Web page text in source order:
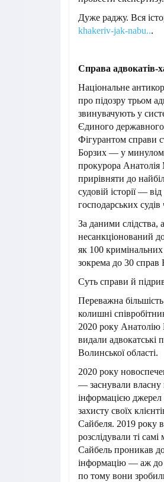
Дуже раджу. Вся
khakeriv-jak-nabu...
Справа адвокатів-
Національне
про підозру трьом
звинувачують у
Єдиного
Фігурантом справи
Борзих — у
прокурора
прирівняти до
судовій історії —
господарських
За даними слідства,
несанкціонований
як 100
зокрема до 30
Суть справи й
Переважна
колишні
2020 року
видали адвокатські
Волинської області.
2020 року
— заснували
інформацією
захисту своїх
Сайбеля. 2019 року
розслідували ті
Сайбель проникав
інформацію — аж до
по тому вони